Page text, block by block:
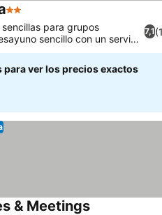
2 Estrellas
7,1
para grupos
sencillo con un servicio
para ver los precios exactos
& Meetings